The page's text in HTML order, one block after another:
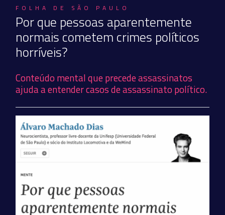
FOLHA DE SÃO PAULO
Por que pessoas aparentemente
normais cometem crimes políticos
horríveis?
Conteúdo mental que precede assassinatos
ajuda a entender casos de assassinato político.